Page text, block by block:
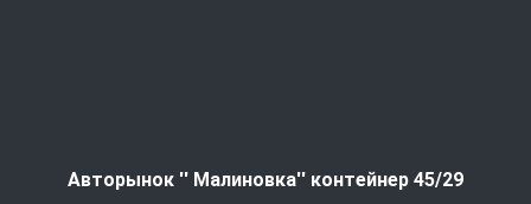
Авторынок '' Малиновка'' контейнер 45/29